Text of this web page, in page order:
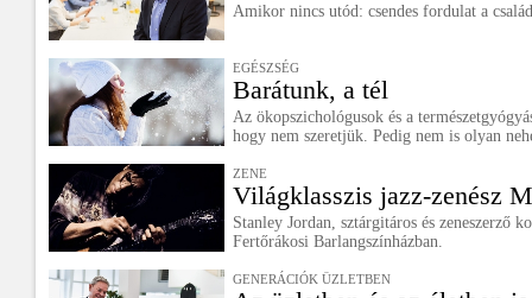
Amikor nincs utód: csendes fordulat a
EGÉSZSÉG
Barátunk, a tél
Az ökopszichológusok és a
hogy nem szeretjük. Pedig nem is olyan
ZENE
Világklasszis jazz-zenész
Stanley Jordan, sztárgitáros és zeneszerző
Fertőrákosi Barlangszínházban.
GENERÁCIÓK ÜZLETBEN